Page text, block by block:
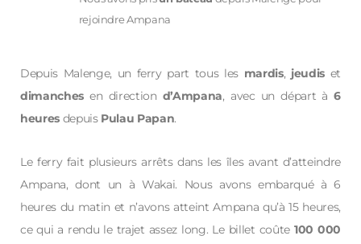
rejoindre Ampana
Depuis Malenge, un ferry part tous les mardis, jeudiset
dimanchesen direction d’Ampana, avec un départ à 6
heuresdepuis Pulau Papan.
Le ferry fait plusieurs arrêts dans les îles avant d’atteindre
Ampana, dont un à Wakai. Nous avons embarqué à 6
heures du matin et n’avons atteint Ampana qu’à 15 heures,
ce qui a rendu le trajet assez long. Le billet coûte100 000